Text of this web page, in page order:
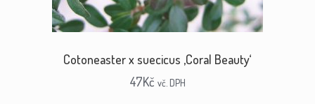
Cotoneaster x suecicus ‚Coral Beauty‘
47Kč vč. DPH